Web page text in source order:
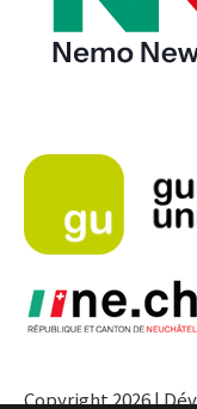
Copyright 2026 |